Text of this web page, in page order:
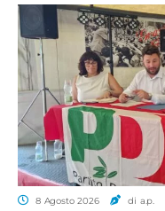
8 Agosto 2026 di a.p.